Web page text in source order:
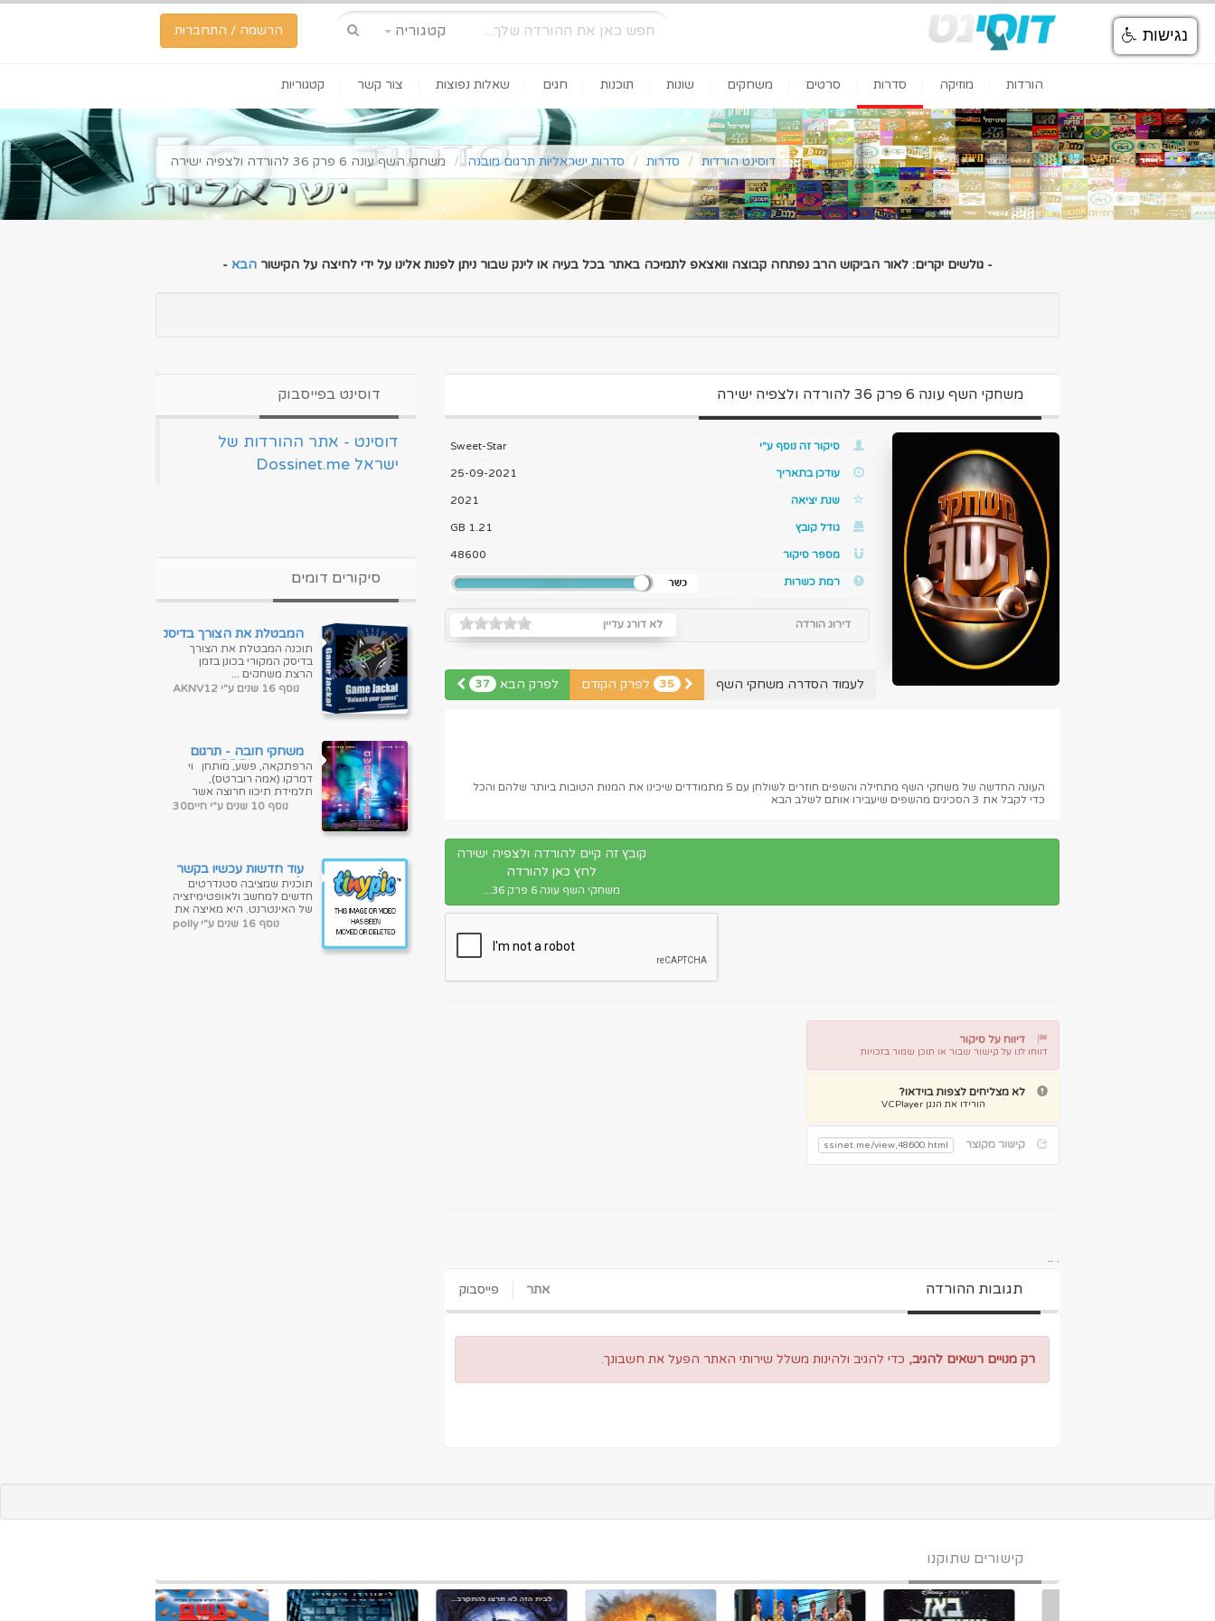
הרשמה / התחברות קטגוריה
הורדות מוזיקה סדרות סרטים משחקים שונות תוכנות חגים שאלות נפוצות צור קשר קטגוריות
דוסינט הורדות סדרות סדרות ישראליות תרגום מובנה משחקי השף עונה 6 פרק 36 להורדה ולצפיה ישירה
- גולשים יקרים: לאור הביקוש הרב נפתחה קבוצה וואצאפ לתמיכה באתר בכל בעיה או לינק שבור ניתן לפנות אלינו על ידי לחיצה על הקישור הבא -
משחקי השף עונה 6 פרק 36 להורדה ולצפיה ישירה
סיקור זה נוסף ע"י Sweet-Star
עודכן בתאריך 25-09-2021
שנת יציאה 2021
גודל קובץ 1.21 GB
מספר סיקור 48600
רמת כשרות
לא דורג עדיין דירוג הורדה
לפרק הבא 37 35 לפרק הקודם לעמוד הסדרה משחקי השף
העונה החדשה של משחקי השף מתחילה והשפים חוזרים לשולחן עם 5 מתמודדים שיכינו את המנות הטובות ביותר שלהם והכל
כדי לקבל את 3 הסכינים מהשפים שיעבירו אותם לשלב הבא
קובץ זה קיים להורדה ולצפיה ישירה
לחץ כאן להורדה
משחקי השף עונה 6 פרק 36...
דיווח על סיקור
דווחו לנו על קישור שבור או תוכן שמור בזכויות
דיווח על קישור שבור
דיווח על תוכן מפר זכויות
לא מצליחים לצפות בוידאו?
הורידו את הנגן VCPlayer
קישור מקוצר
.
תגובות ההורדה אתר פייסבוק
רק מנויים רשאים להגיב, כדי להגיב ולהינות משלל שירותי האתר הפעל את חשבונך.
..
דוסינט בפייסבוק
‏דוסינט - אתר ההורדות של
ישראל Dossinet.me‏
סיקורים דומים
המבטלת את הצורך בדיסק
המקורי בכונן בזמן הרצת
משחקיםGameJackal Pro
4.1.0.7 Final
תוכנה המבטלת את הצורך
בדיסק המקורי בכונן בזמן
הרצת משחקים ...
נוסף 16 שנים ע"י AKNV12
משחקי חובה - תרגום
מובנה - BDRip
הרפתקאה, פשע, מותחן וי
דמרקו (אמה רוברטס),
תלמידת תיכון חרוצה אשר
נמאס לה לצפות בחיים מהצד.
נוסף 10 שנים ע"י חיים30
עוד חדשות עכשיו בקשר
להאצת
משחקים|ניידת|GameThrust
1.8.30.2010 Portable
תוכנית שמציבה סטנדרטים
חדשים למחשב ולאופטימיזציה
של האינטרנט. היא מאיצה את
המהירות והביצועים של
נוסף 16 שנים ע"י polly
קישורים שתוקנו
נגישות